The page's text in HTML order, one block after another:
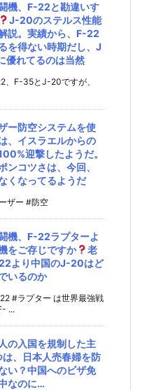
機、F-22と勘違いす
J-20のステルス性能
説。実績から、F-22
を得ない時期だし、J
優れてるのは当然
、F-35とJ-20ですが、
ー防空システムを使
、イスラエルからの
迎撃したようだ。
ンコツさは、今回、
くなってるようだ
ザー #防空
機、F-22ラプターよ
をご存じですか
老
より中国のJ-20はど
いるのか
#ラプター は世界最強戦
...
の入国を規制した主
は、日本人売春婦を防
い？中国へのビザ免
なのに…